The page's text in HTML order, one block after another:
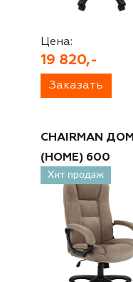
Цена:
19 820,-
Заказать
CHAIRMAN ДОМ
(HOME) 600
Хит продаж